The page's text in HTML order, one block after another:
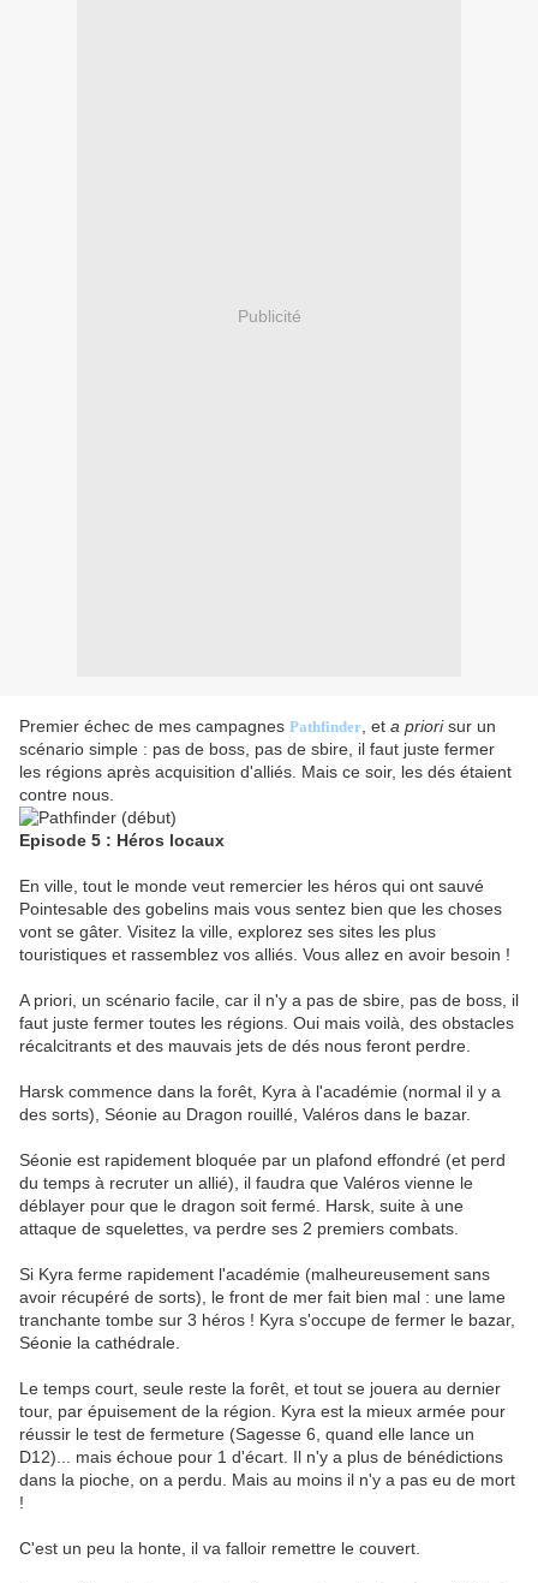
Publicité
Premier échec de mes campagnes Pathfinder , et a priorisur un
scénario simple : pas de boss, pas de sbire, il faut juste fermer
les régions après acquisition d'alliés. Mais ce soir, les dés étaient
contre nous.
Episode 5 : Héros locaux
En ville, tout le monde veut remercier les héros qui ont sauvé
Pointesable des gobelins mais vous sentez bien que les choses
vont se gâter. Visitez la ville, explorez ses sites les plus
touristiques et rassemblez vos alliés. Vous allez en avoir besoin !
A priori, un scénario facile, car il n'y a pas de sbire, pas de boss, il
faut juste fermer toutes les régions. Oui mais voilà, des obstacles
récalcitrants et des mauvais jets de dés nous feront perdre.
Harsk commence dans la forêt, Kyra à l'académie (normal il y a
des sorts), Séonie au Dragon rouillé, Valéros dans le bazar.
Séonie est rapidement bloquée par un plafond effondré (et perd
du temps à recruter un allié), il faudra que Valéros vienne le
déblayer pour que le dragon soit fermé. Harsk, suite à une
attaque de squelettes, va perdre ses 2 premiers combats.
Si Kyra ferme rapidement l'académie (malheureusement sans
avoir récupéré de sorts), le front de mer fait bien mal : une lame
tranchante tombe sur 3 héros ! Kyra s'occupe de fermer le bazar,
Séonie la cathédrale.
Le temps court, seule reste la forêt, et tout se jouera au dernier
tour, par épuisement de la région. Kyra est la mieux armée pour
réussir le test de fermeture (Sagesse 6, quand elle lance un
D12)... mais échoue pour 1 d'écart. Il n'y a plus de bénédictions
dans la pioche, on a perdu. Mais au moins il n'y a pas eu de mort
!
C'est un peu la honte, il va falloir remettre le couvert.